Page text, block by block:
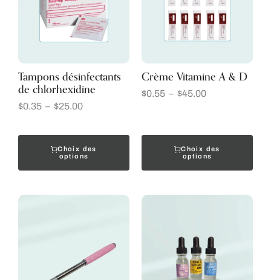
Tampons désinfectants
de chlorhexidine
$0.35 – $25.00
Choix des
options
Crème Vitamine A & D
$0.55 – $45.00
Choix des
options